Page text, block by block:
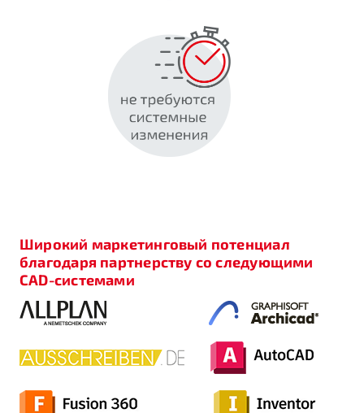
Широкий маркетинговый потенциал
благодаря партнерству со следующими
CAD-системами